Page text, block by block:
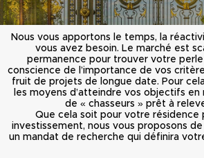
Nous vous apportons le temps, la
vous avez besoin. Le marché est
permanence pour trouver votre perle
conscience de l’importance de vos
fruit de projets de longue date. Pour
les moyens d’atteindre vos objectifs
de « chasseurs » prêt à
Que cela soit pour votre résidence
investissement, nous vous proposons
un mandat de recherche qui définira